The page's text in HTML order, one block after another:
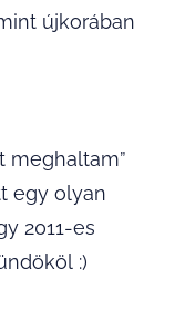
újkorában
meghaltam”
egy olyan
2011-es
:)